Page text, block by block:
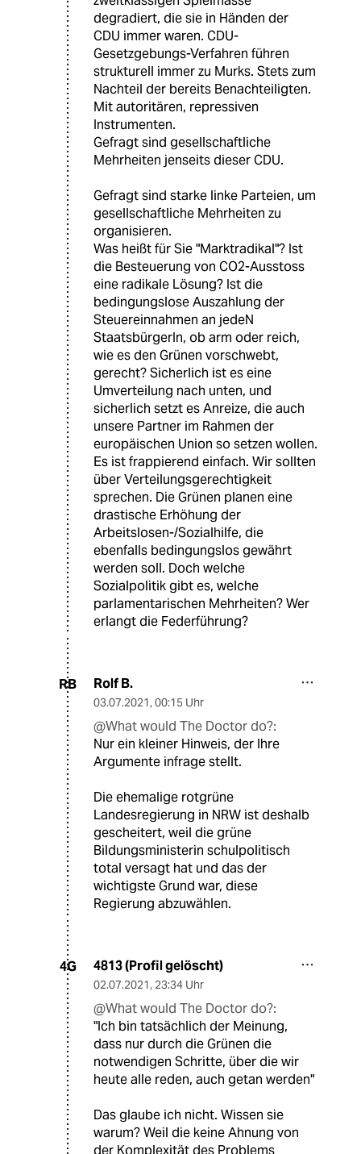
degradiert, die sie in Händen der
CDU immer waren. CDU-
Gesetzgebungs-Verfahren führen
strukturell immer zu Murks. Stets zum
Nachteil der bereits Benachteiligten.
Mit autoritären, repressiven
Instrumenten.
Gefragt sind gesellschaftliche
Mehrheiten jenseits dieser CDU.
Gefragt sind starke linke Parteien, um
gesellschaftliche Mehrheiten zu
organisieren.
Was heißt für Sie "Marktradikal"? Ist
die Besteuerung von CO2-Ausstoss
eine radikale Lösung? Ist die
bedingungslose Auszahlung der
Steuereinnahmen an jedeN
StaatsbürgerIn, ob arm oder reich,
wie es den Grünen vorschwebt,
gerecht? Sicherlich ist es eine
Umverteilung nach unten, und
sicherlich setzt es Anreize, die auch
unsere Partner im Rahmen der
europäischen Union so setzen wollen.
Es ist frappierend einfach. Wir sollten
über Verteilungsgerechtigkeit
sprechen. Die Grünen planen eine
drastische Erhöhung der
Arbeitslosen-/Sozialhilfe, die
ebenfalls bedingungslos gewährt
werden soll. Doch welche
Sozialpolitik gibt es, welche
parlamentarischen Mehrheiten? Wer
erlangt die Federführung?
RB Rolf B.
03.07.2021, 00:15 Uhr
@What would The Doctor do?:
Nur ein kleiner Hinweis, der Ihre
Argumente infrage stellt.
Die ehemalige rotgrüne
Landesregierung in NRW ist deshalb
gescheitert, weil die grüne
Bildungsministerin schulpolitisch
total versagt hat und das der
wichtigste Grund war, diese
Regierung abzuwählen.
4G 4813 (Profil gelöscht)
02.07.2021, 23:34 Uhr
@What would The Doctor do?:
"Ich bin tatsächlich der Meinung,
dass nur durch die Grünen die
notwendigen Schritte, über die wir
heute alle reden, auch getan werden"
Das glaube ich nicht. Wissen sie
warum? Weil die keine Ahnung von
der Komplexität des Problems